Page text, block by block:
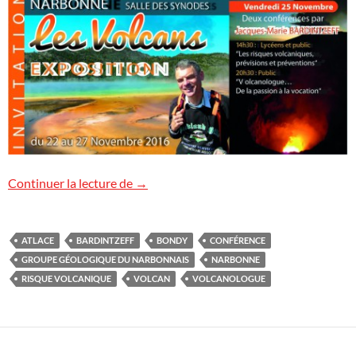
Continuer la lecture de Conférences à Narbonne et à Bondy
→
ATLACE BARDINTZEFF BONDY
CONFÉRENCE
GROUPE GÉOLOGIQUE DU NARBONNAIS
NARBONNE
RISQUE VOLCANIQUE
VOLCAN VOLCANOLOGUE